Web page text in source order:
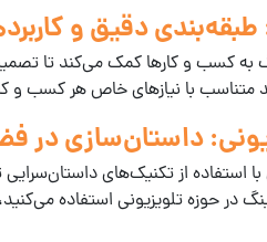
طبقه‌بندی دقیق و
به کسب و کارها کمک می‌کند تا
متناسب با نیازهای خاص هر کسب و
داستان‌سازی در
با استفاده از تکنیک‌های
در حوزه تلویزیونی استفاده